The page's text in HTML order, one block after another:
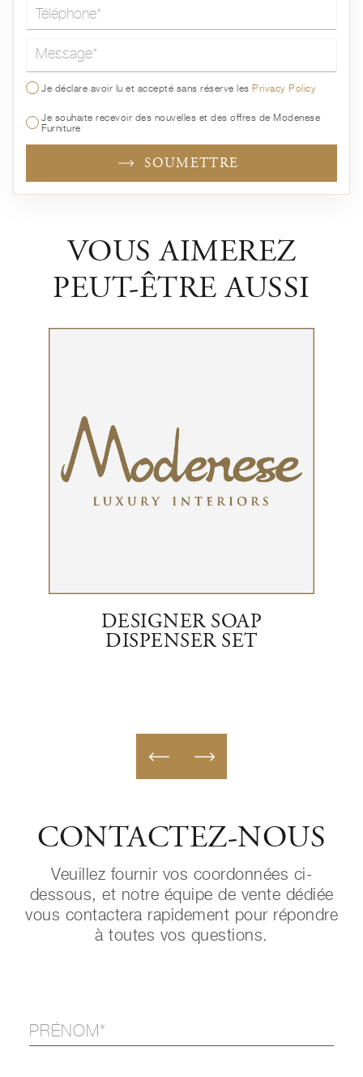
Message*
Je déclare avoir lu et accepté sans réserve lesPrivacy Policy
Je souhaite recevoir des nouvelles et des offres de Modenese
Furniture
SOUMETTRE
VOUS AIMEREZ
PEUT-ÊTRE AUSSI
DESIGNER SOAP
DISPENSER SET
CONTACTEZ-NOUS
Veuillez fournir vos coordonnées ci-
dessous, et notre équipe de vente dédiée
vous contactera rapidement pour répondre
à toutes vos questions.